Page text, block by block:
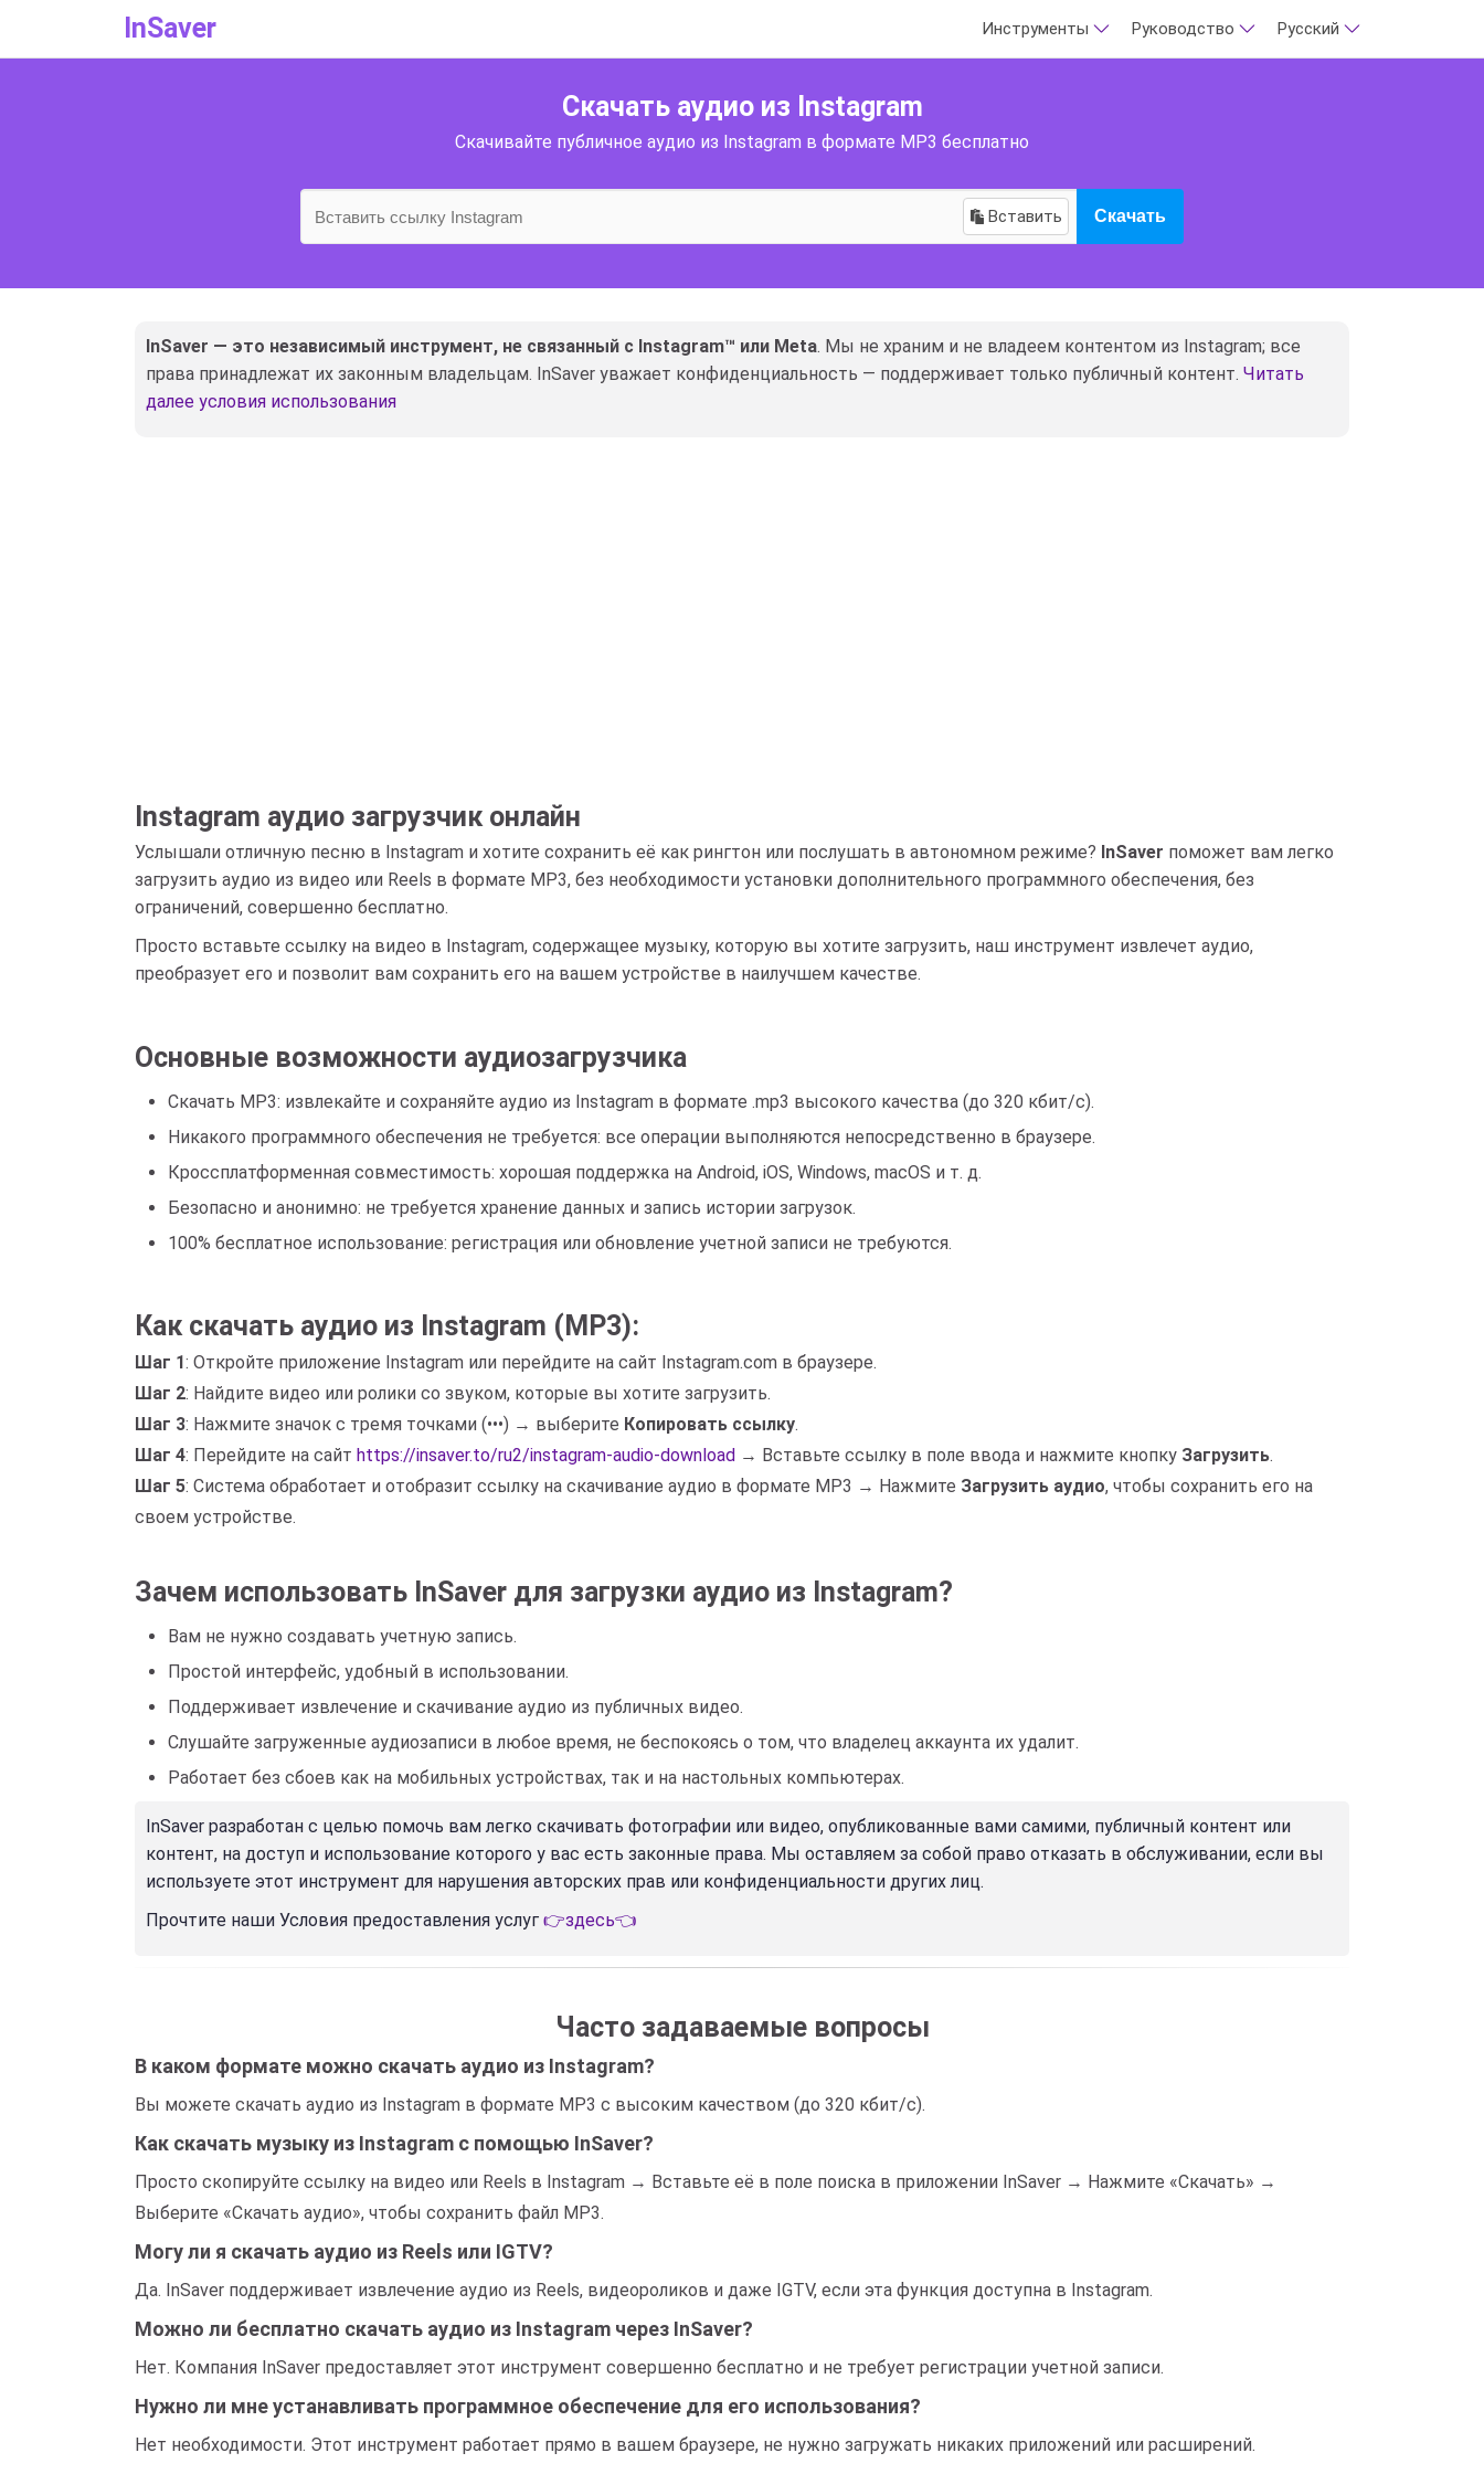
InSaver Инструменты Руководство Русский
Скачать аудио из Instagram
Скачивайте публичное аудио из Instagram в формате MP3 бесплатно
Вставить Скачать
InSaver — это независимый инструмент, не связанный с Instagram™ или Meta. Мы не храним и не владеем контентом из Instagram; все
права принадлежат их законным владельцам. InSaver уважает конфиденциальность — поддерживает только публичный контент. Читать
далее условия использования
Instagram аудио загрузчик онлайн
Услышали отличную песню в Instagram и хотите сохранить её как рингтон или послушать в автономном режиме? InSaver поможет вам легко
загрузить аудио из видео или Reels в формате MP3, без необходимости установки дополнительного программного обеспечения, без
ограничений, совершенно бесплатно.
Просто вставьте ссылку на видео в Instagram, содержащее музыку, которую вы хотите загрузить, наш инструмент извлечет аудио,
преобразует его и позволит вам сохранить его на вашем устройстве в наилучшем качестве.
Основные возможности аудиозагрузчика
Скачать MP3: извлекайте и сохраняйте аудио из Instagram в формате .mp3 высокого качества (до 320 кбит/с).
Никакого программного обеспечения не требуется: все операции выполняются непосредственно в браузере.
Кроссплатформенная совместимость: хорошая поддержка на Android, iOS, Windows, macOS и т. д.
Безопасно и анонимно: не требуется хранение данных и запись истории загрузок.
100% бесплатное использование: регистрация или обновление учетной записи не требуются.
Как скачать аудио из Instagram (MP3):
Шаг 1: Откройте приложение Instagram или перейдите на сайт Instagram.com в браузере.
Шаг 2: Найдите видео или ролики со звуком, которые вы хотите загрузить.
Шаг 3: Нажмите значок с тремя точками (•••) → выберите Копировать ссылку.
Шаг 4: Перейдите на сайт https://insaver.to/ru2/instagram-audio-download → Вставьте ссылку в поле ввода и нажмите кнопку Загрузить.
Шаг 5: Система обработает и отобразит ссылку на скачивание аудио в формате MP3 → Нажмите Загрузить аудио, чтобы сохранить его на
своем устройстве.
Зачем использовать InSaver для загрузки аудио из Instagram?
Вам не нужно создавать учетную запись.
Простой интерфейс, удобный в использовании.
Поддерживает извлечение и скачивание аудио из публичных видео.
Слушайте загруженные аудиозаписи в любое время, не беспокоясь о том, что владелец аккаунта их удалит.
Работает без сбоев как на мобильных устройствах, так и на настольных компьютерах.
InSaver разработан с целью помочь вам легко скачивать фотографии или видео, опубликованные вами самими, публичный контент или
контент, на доступ и использование которого у вас есть законные права. Мы оставляем за собой право отказать в обслуживании, если вы
используете этот инструмент для нарушения авторских прав или конфиденциальности других лиц.
Прочтите наши Условия предоставления услуг 👉здесь👈
Часто задаваемые вопросы
В каком формате можно скачать аудио из Instagram?
Вы можете скачать аудио из Instagram в формате MP3 с высоким качеством (до 320 кбит/с).
Как скачать музыку из Instagram с помощью InSaver?
Просто скопируйте ссылку на видео или Reels в Instagram → Вставьте её в поле поиска в приложении InSaver → Нажмите «Скачать» →
Выберите «Скачать аудио», чтобы сохранить файл MP3.
Могу ли я скачать аудио из Reels или IGTV?
Да. InSaver поддерживает извлечение аудио из Reels, видеороликов и даже IGTV, если эта функция доступна в Instagram.
Можно ли бесплатно скачать аудио из Instagram через InSaver?
Нет. Компания InSaver предоставляет этот инструмент совершенно бесплатно и не требует регистрации учетной записи.
Нужно ли мне устанавливать программное обеспечение для его использования?
Нет необходимости. Этот инструмент работает прямо в вашем браузере, не нужно загружать никаких приложений или расширений.